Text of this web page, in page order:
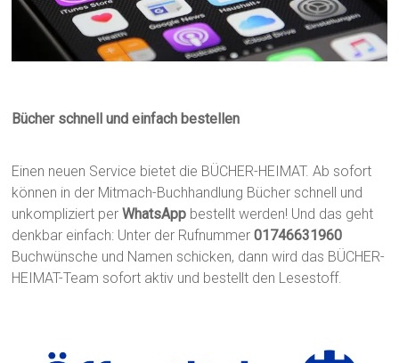
Bücher schnell und einfach bestellen
Einen neuen Service bietet die BÜCHER-HEIMAT. Ab sofort
können in der Mitmach-Buchhandlung Bücher schnell und
unkompliziert perWhatsApp bestellt werden! Und das geht
denkbar einfach: Unter der Rufnummer01746631960
Buchwünsche und Namen schicken, dann wird das BÜCHER-
HEIMAT-Team sofort aktiv und bestellt den Lesestoff.